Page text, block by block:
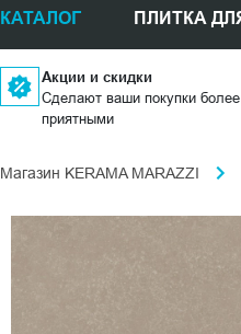
КАТАЛОГ ПЛИТКА
Акции и скидки
Сделают ваши покупки более
приятными
Магазин KERAMA MARAZZI